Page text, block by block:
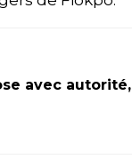
avec autorité,